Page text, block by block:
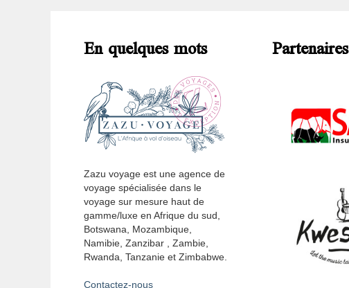
En quelques mots
Zazu voyage est une agence de
voyage spécialisée dans le
voyage sur mesure haut de
gamme/luxe en Afrique du sud,
Botswana, Mozambique,
Namibie, Zanzibar , Zambie,
Rwanda, Tanzanie et Zimbabwe.
Contactez-nous
Partenaires